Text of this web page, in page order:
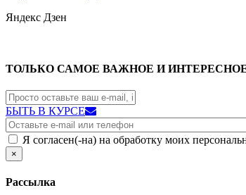
Яндекс Дзен
ТОЛЬКО САМОЕ ВАЖНОЕ И
БЫТЬ В КУРСЕ
Я согласен(-на) на обработку моих
×
Рассылка